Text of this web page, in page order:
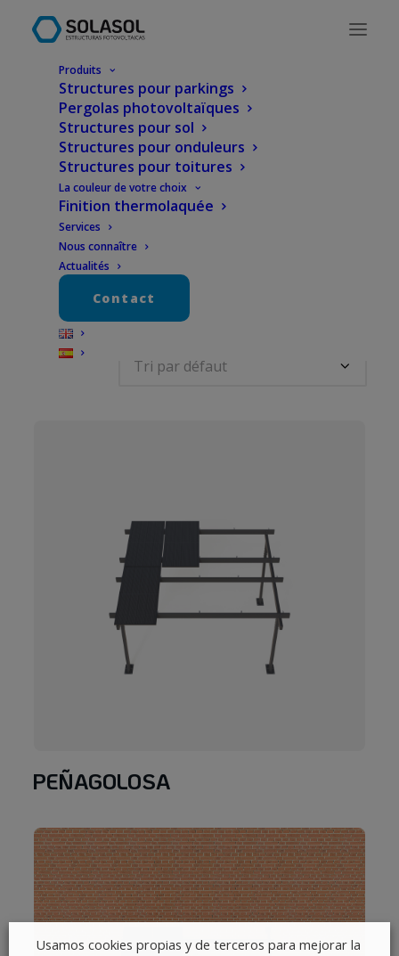
Produits
Structures pour parkings
Pergolas photovoltaïques
Structures pour sol
Structures pour onduleurs
Structures pour toitures
La couleur de votre choix
Finition thermolaquée
Services
Nous connaître
Actualités
Contact
Pergola photovoltaïque
2 résultats affichés
PEÑAGOLOSA
Usamos cookies propias y de terceros para mejorar la